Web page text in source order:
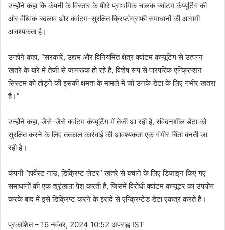
उन्होंने कहा कि कंपनी के विस्तार के पीछे प्राथमिक चालक क्वांटम कंप्यूटिंग की
ओर वैश्विक बदलाव और क्वांटम-सुरक्षित क्रिप्टोग्राफी समाधानों की आगामी
आवश्यकता है।
उन्होंने कहा, “सरकारें, उद्यम और विनियमित क्षेत्र क्वांटम कंप्यूटिंग से उत्पन्न
खतरे के बारे में तेजी से जागरूक हो रहे हैं, विशेष रूप से पारंपरिक एन्क्रिप्शन
सिस्टम को तोड़ने की इसकी क्षमता के मामले में जो उनके डेटा के लिए गंभीर खतरा
है।”
उन्होंने कहा, जैसे-जैसे क्वांटम कंप्यूटिंग में तेजी आ रही है, संवेदनशील डेटा को
सुरक्षित करने के लिए तत्काल कार्रवाई की आवश्यकता एक गंभीर चिंता बनती जा
रही है।
कंपनी “हार्वेस्ट नाउ, डिक्रिप्ट लेटर” खतरे से बचाने के लिए डिज़ाइन किए गए
समाधानों की एक श्रृंखला पेश करती है, जिसमें विरोधी क्वांटम कंप्यूटर का उपयोग
करके बाद में इसे डिक्रिप्ट करने के इरादे से एन्क्रिप्टेड डेटा एकत्र करते हैं।
प्रकाशित– 16 नवंबर, 2024 10:52 अपराह्न IST